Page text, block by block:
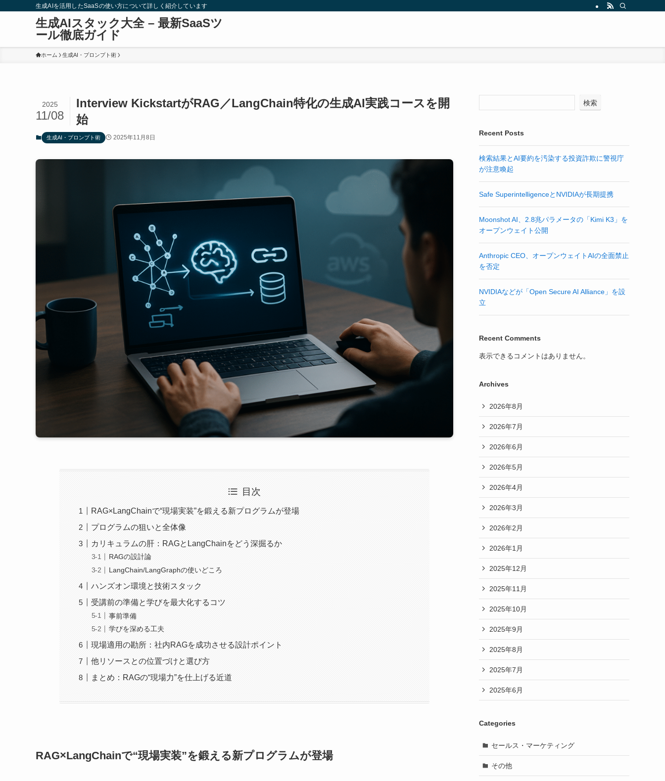
生成AIを活用したSaaSの使い方について詳しく紹介しています
生成AIスタック大全 – 最新SaaSツ
ール徹底ガイド
ホーム 生成AI・プロンプト術
Interview KickstartがRAG／LangChain特化の生成AI実践コースを開
始
2025
11/08
生成AI・プロンプト術 2025年11月8日
目次
RAG×LangChainで“現場実装”を鍛える新プログラムが登場
プログラムの狙いと全体像
カリキュラムの肝：RAGとLangChainをどう深掘るか
RAGの設計論
LangChain/LangGraphの使いどころ
ハンズオン環境と技術スタック
受講前の準備と学びを最大化するコツ
事前準備
学びを深める工夫
現場適用の勘所：社内RAGを成功させる設計ポイント
他リソースとの位置づけと選び方
まとめ：RAGの“現場力”を仕上げる近道
RAG×LangChainで“現場実装”を鍛える新プログラムが登場
検索
Recent Posts
検索結果とAI要約を汚染する投資詐欺に警視庁
が注意喚起
Safe SuperintelligenceとNVIDIAが長期提携
Moonshot AI、2.8兆パラメータの「Kimi K3」を
オープンウェイト公開
Anthropic CEO、オープンウェイトAIの全面禁止
を否定
NVIDIAなどが「Open Secure AI Alliance」を設
立
Recent Comments
表示できるコメントはありません。
Archives
2026年8月
2026年7月
2026年6月
2026年5月
2026年4月
2026年3月
2026年2月
2026年1月
2025年12月
2025年11月
2025年10月
2025年9月
2025年8月
2025年7月
2025年6月
Categories
セールス・マーケティング
その他